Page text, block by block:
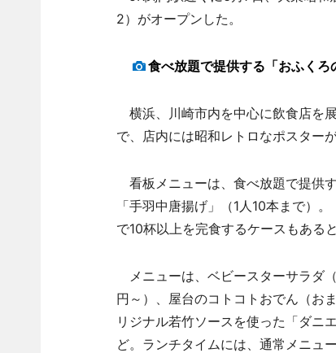
2）がオープンした。
食べ放題で提供する「おふくろ
横浜、川崎市内を中心に飲食店を
で、店内には昭和レトロなポスター
看板メニューは、食べ放題で提供
「手羽中唐揚げ」（1人10本まで）
で10杯以上を完食するケースもあると
メニューは、ベビースターサラダ
円～）、屋台のコトコトおでん（お
リジナル若竹ソースを使った「ダニ
ど。ランチタイムには、通常メニュ